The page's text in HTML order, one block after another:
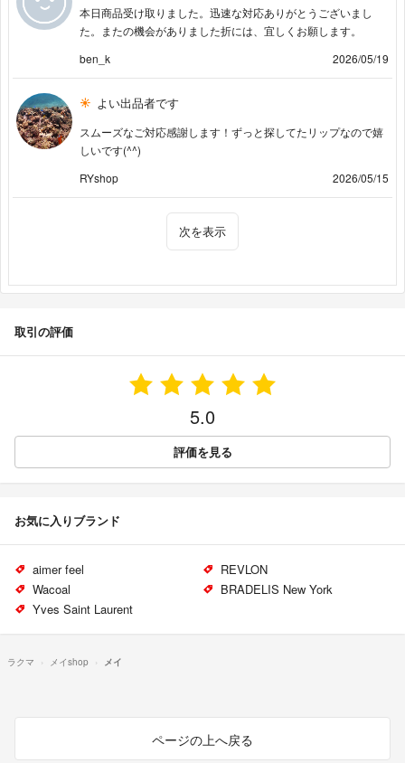
本日商品受け取りました。迅速な対応ありがとうございまし
た。またの機会がありました折には、宜しくお願します。
ben_k
2026/05/19
よい出品者です
スムーズなご対応感謝します！ずっと探してたリップなので嬉
しいです(^^)
RYshop
2026/05/15
次を表示
取引の評価
5.0
評価を見る
お気に入りブランド
aimer feel
REVLON
Wacoal
BRADELIS New York
Yves Saint Laurent
ラクマ メイshop メイ
ページの上へ戻る